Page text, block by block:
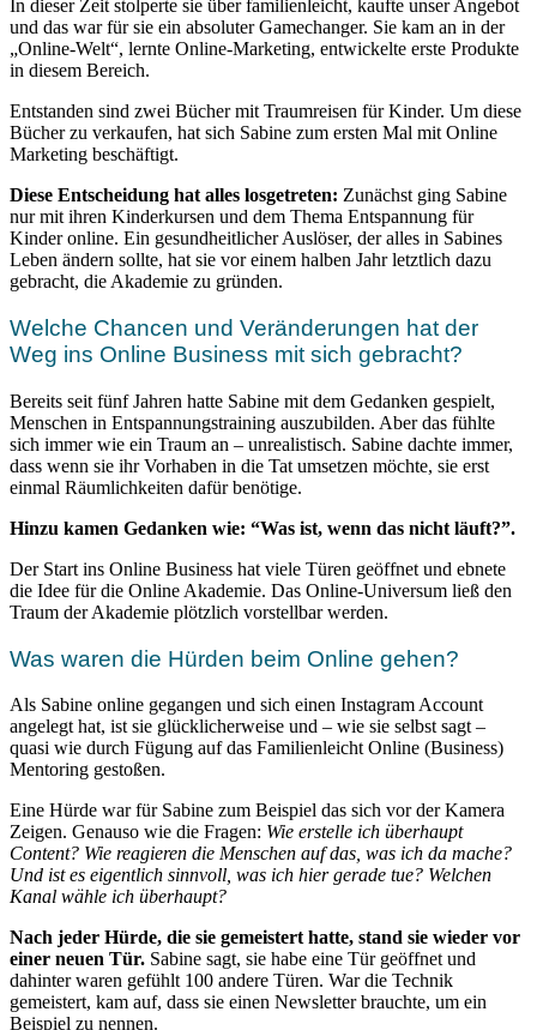
In dieser Zeit stolperte sie über familienleicht, kaufte unser Angebot
und das war für sie ein absoluter Gamechanger. Sie kam an in der
„Online-Welt“, lernte Online-Marketing, entwickelte erste Produkte
in diesem Bereich.
Entstanden sind zwei Bücher mit Traumreisen für Kinder. Um diese
Bücher zu verkaufen, hat sich Sabine zum ersten Mal mit Online
Marketing beschäftigt.
Diese Entscheidung hat alles losgetreten: Zunächst ging Sabine
nur mit ihren Kinderkursen und dem Thema Entspannung für
Kinder online. Ein gesundheitlicher Auslöser, der alles in Sabines
Leben ändern sollte, hat sie vor einem halben Jahr letztlich dazu
gebracht, die Akademie zu gründen.
Welche Chancen und Veränderungen hat der
Weg ins Online Business mit sich gebracht?
Bereits seit fünf Jahren hatte Sabine mit dem Gedanken gespielt,
Menschen in Entspannungstraining auszubilden. Aber das fühlte
sich immer wie ein Traum an – unrealistisch. Sabine dachte immer,
dass wenn sie ihr Vorhaben in die Tat umsetzen möchte, sie erst
einmal Räumlichkeiten dafür benötige.
Hinzu kamen Gedanken wie: “Was ist, wenn das nicht läuft?”.
Der Start ins Online Business hat viele Türen geöffnet und ebnete
die Idee für die Online Akademie. Das Online-Universum ließ den
Traum der Akademie plötzlich vorstellbar werden.
Was waren die Hürden beim Online gehen?
Als Sabine online gegangen und sich einen Instagram Account
angelegt hat, ist sie glücklicherweise und – wie sie selbst sagt –
quasi wie durch Fügung auf das Familienleicht Online (Business)
Mentoring gestoßen.
Eine Hürde war für Sabine zum Beispiel das sich vor der Kamera
Zeigen. Genauso wie die Fragen: Wie erstelle ich überhaupt
Content? Wie reagieren die Menschen auf das, was ich da mache?
Und ist es eigentlich sinnvoll, was ich hier gerade tue? Welchen
Kanal wähle ich überhaupt?
Nach jeder Hürde, die sie gemeistert hatte, stand sie wieder vor
einer neuen Tür. Sabine sagt, sie habe eine Tür geöffnet und
dahinter waren gefühlt 100 andere Türen. War die Technik
gemeistert, kam auf, dass sie einen Newsletter brauchte, um ein
Beispiel zu nennen.